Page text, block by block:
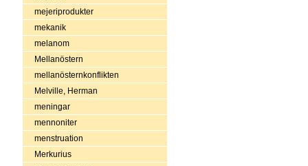
mejeriprodukter
mekanik
melanom
Mellanöstern
mellanösternkonflikten
Melville, Herman
meningar
mennoniter
menstruation
Merkurius